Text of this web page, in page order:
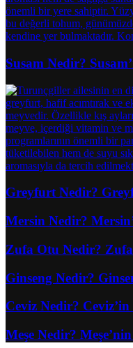
Susam Nedir?
Greyfurt Nedir?
Mersin Nedir?
Zufa Otu Nedir?
Ginseng Nedir?
Ceviz Nedir?
Meşe Nedir?